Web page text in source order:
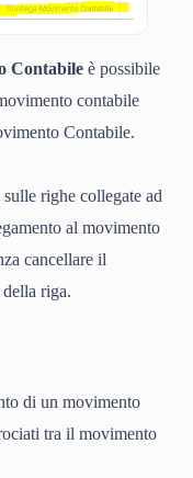
Contabile è possibile
contabile
Contabile.
righe collegate ad
al movimento
cancellare il
riga.
di un movimento
tra il movimento